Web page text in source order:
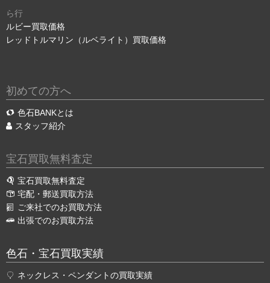
ら行
ルビー買取価格
レッドトルマリン（ルベライト）買取価格
初めての方へ
色石BANKとは
スタッフ紹介
宝石買取無料査定
宝石買取無料査定
宅配・郵送買取方法
ご来社でのお買取方法
出張でのお買取方法
色石・宝石買取実績
ネックレス・ペンダントの買取実績